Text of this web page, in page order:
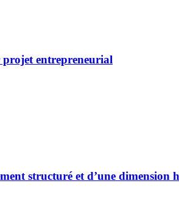
entrepreneurial
structuré et d’une dimension